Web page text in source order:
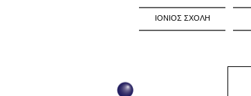
ΙΟΝΙΟΣ ΣΧΟΛΗ